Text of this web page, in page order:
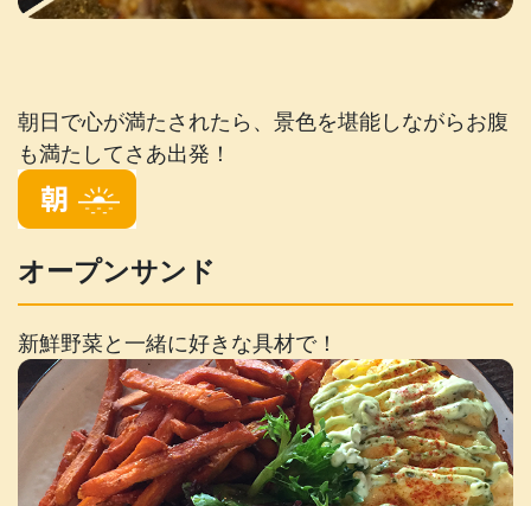
朝日で心が満たされたら、景色を堪能しながらお腹
も満たしてさあ出発！
オープンサンド
新鮮野菜と一緒に好きな具材で！